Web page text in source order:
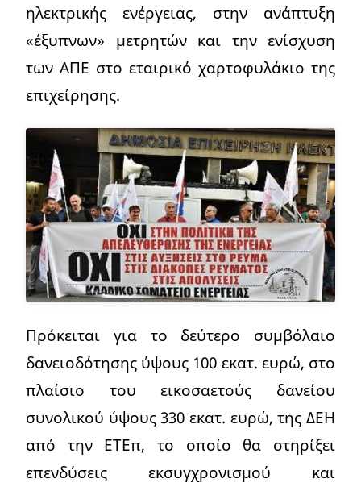
ηλεκτρικής ενέργειας, στην ανάπτυξη
«έξυπνων» μετρητών και την ενίσχυση
των ΑΠΕ στο εταιρικό χαρτοφυλάκιο της
επιχείρησης.
Πρόκειται για το δεύτερο συμβόλαιο
δανειοδότησης ύψους 100 εκατ. ευρώ, στο
πλαίσιο του εικοσαετούς δανείου
συνολικού ύψους 330 εκατ. ευρώ, της ΔΕΗ
από την ΕΤΕπ, το οποίο θα στηρίξει
επενδύσεις εκσυγχρονισμού και